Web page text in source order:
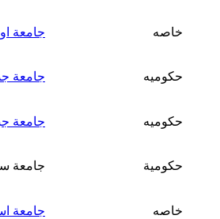
خاصه جامعة
حكوميه جامعة
حكوميه جامعة
حكومية جامعة
خاصه جامعة